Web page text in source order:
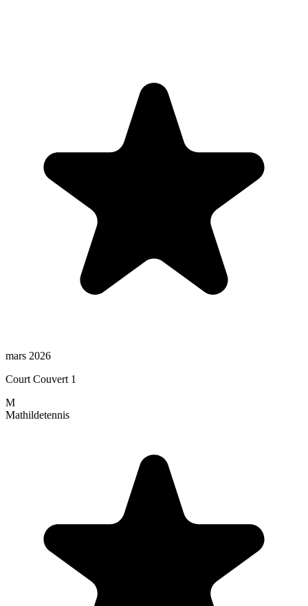
mars 2026
Court Couvert 1
M
Mathildetennis